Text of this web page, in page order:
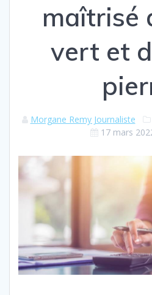
maîtrisé
vert et
Morgane Remy Journaliste
17 mars